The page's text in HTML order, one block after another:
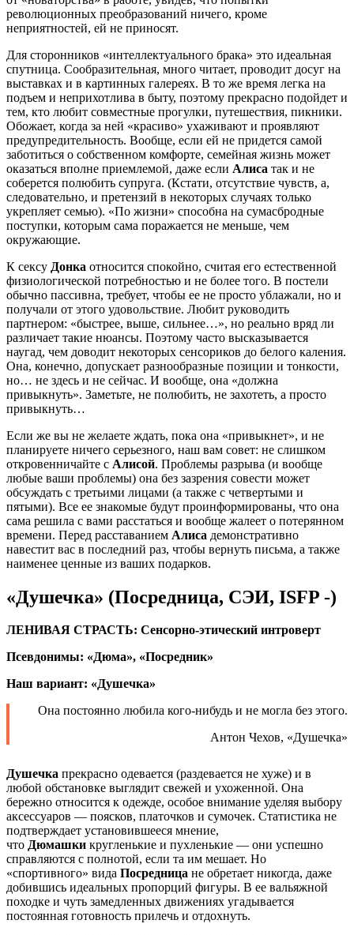
революционных преобразований ничего, кроме
неприятностей, ей не приносят.
Для сторонников «интеллектуального брака» это идеальная
спутница. Сообразительная, много читает, проводит досуг на
выставках и в картинных галереях. В то же время легка на
подъем и неприхотлива в быту, поэтому прекрасно подойдет и
тем, кто любит совместные прогулки, путешествия, пикники.
Обожает, когда за ней «красиво» ухаживают и проявляют
предупредительность. Вообще, если ей не придется самой
заботиться о собственном комфорте, семейная жизнь может
оказаться вполне приемлемой, даже если Алиса так и не
соберется полюбить супруга. (Кстати, отсутствие чувств, а,
следовательно, и претензий в некоторых случаях только
укрепляет семью). «По жизни» способна на сумасбродные
поступки, которым сама поражается не меньше, чем
окружающие.
К сексу Донка относится спокойно, считая его естественной
физиологической потребностью и не более того. В постели
обычно пассивна, требует, чтобы ее не просто ублажали, но и
получали от этого удовольствие. Любит руководить
партнером: «быстрее, выше, сильнее…», но реально вряд ли
различает такие нюансы. Поэтому часто высказывается
наугад, чем доводит некоторых сенсориков до белого каления.
Она, конечно, допускает разнообразные позиции и тонкости,
но… не здесь и не сейчас. И вообще, она «должна
привыкнуть». Заметьте, не полюбить, не захотеть, а просто
привыкнуть…
Если же вы не желаете ждать, пока она «привыкнет», и не
планируете ничего серьезного, наш вам совет: не слишком
откровенничайте с Алисой. Проблемы разрыва (и вообще
любые ваши проблемы) она без зазрения совести может
обсуждать с третьими лицами (а также с четвертыми и
пятыми). Все ее знакомые будут проинформированы, что она
сама решила с вами расстаться и вообще жалеет о потерянном
времени. Перед расставанием Алиса демонстративно
навестит вас в последний раз, чтобы вернуть письма, а также
наименее ценные из ваших подарков.
«Душечка» (Посредница, СЭИ, ISFP -)
ЛЕНИВАЯ СТРАСТЬ: Сенсорно-этический интроверт
Псевдонимы: «Дюма», «Посредник»
Наш вариант: «Душечка»
Она постоянно любила кого-нибудь и не могла без этого.
Антон Чехов, «Душечка»
Душечка прекрасно одевается (раздевается не хуже) и в
любой обстановке выглядит свежей и ухоженной. Она
бережно относится к одежде, особое внимание уделяя выбору
аксессуаров — поясков, платочков и сумочек. Статистика не
подтверждает установившееся мнение,
что Дюмашки кругленькие и пухленькие — они успешно
справляются с полнотой, если та им мешает. Но
«спортивного» вида Посредница не обретает никогда, даже
добившись идеальных пропорций фигуры. В ее вальяжной
походке и чуть замедленных движениях угадывается
постоянная готовность прилечь и отдохнуть.